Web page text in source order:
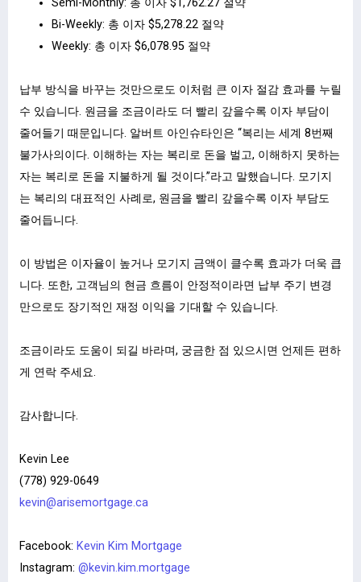
Semi-Monthly: 총 이자 $1,762.27 절약
Bi-Weekly: 총 이자 $5,278.22 절약
Weekly: 총 이자 $6,078.95 절약
납부 방식을 바꾸는 것만으로도 이처럼 큰 이자 절감 효과를 누릴
수 있습니다. 원금을 조금이라도 더 빨리 갚을수록 이자 부담이
줄어들기 때문입니다. 알버트 아인슈타인은 “복리는 세계 8번째
불가사의이다. 이해하는 자는 복리로 돈을 벌고, 이해하지 못하는
자는 복리로 돈을 지불하게 될 것이다.”라고 말했습니다. 모기지
는 복리의 대표적인 사례로, 원금을 빨리 갚을수록 이자 부담도
줄어듭니다.
이 방법은 이자율이 높거나 모기지 금액이 클수록 효과가 더욱 큽
니다. 또한, 고객님의 현금 흐름이 안정적이라면 납부 주기 변경
만으로도 장기적인 재정 이익을 기대할 수 있습니다.
조금이라도 도움이 되길 바라며, 궁금한 점 있으시면 언제든 편하
게 연락 주세요.
감사합니다.
Kevin Lee
(778) 929-0649
kevin@arisemortgage.ca
Facebook: Kevin Kim Mortgage
Instagram: @kevin.kim.mortgage